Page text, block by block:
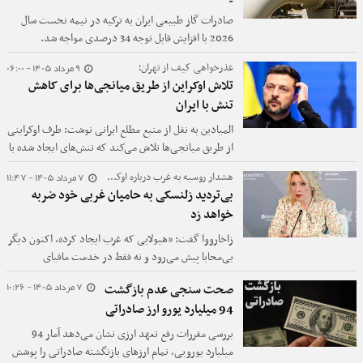
صادرات گاز طبیعی ایران به ترکیه در نیمه نخست سال
2026 با افزایش قابل توجه 34 درصدی مواجه شد.
9 مرداد 1405 - 06:00 عذرخواهی کیف از تهران؛
تلاش اوکراین از طریق میانجی‌ها برای کاهش
تنش با ایران
المیادین به نقل از منبع مطلع ایرانی نوشت: طرف اوکراینی
از طریق میانجی‌ها تلاش می‌کند که تنش‌های ایجاد شده با
ایران در پی حمله به کشتی ایرانی را کاهش دهد.
7 مرداد 1405 - 11:47 هشدار روسیه به غرب درباره اوکراین:
بی‌تردید زلنسکی به حامیان غربی خود ضربه
خواهد زد
زاخارووا گفت: «هیولایی که غرب ایجاد کرده، اکنون دیگر
بی‌محابا پیش می‌رود و نه فقط در خدمت مافیای
ایتالیاست، بلکه حاضر است به هر گروه جنایتکاری قرار
بگیرد که به آن پول بدهد، منابع مالی‌اش را تأمین کند تا
این رژیم بتواند همچنان سر پا بایستد.»
7 مرداد 1405 - 10:26
صحت سنجی عدم بازگشت
94 میلیارد یورو ارز صادراتی
بررسی مقررات رفع تعهد ارزی نشان می‌دهد آمار 94
میلیارد یورویی، تمام ارزهای بازنگشته صادراتی را پوشش